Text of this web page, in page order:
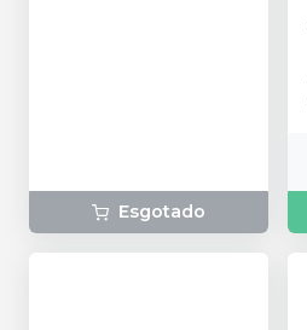
Esgotado